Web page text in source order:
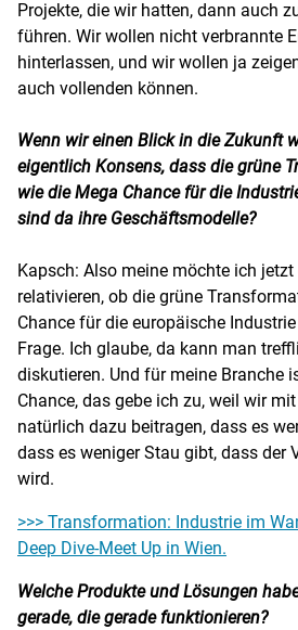
Projekte, die wir hatten, dann auch
führen. Wir wollen nicht verbrannte
hinterlassen, und wir wollen ja
auch vollenden können.
Wenn wir einen Blick in die Zukunft
eigentlich Konsens, dass die grüne
wie die Mega Chance für die
sind da ihre Geschäftsmodelle?
Kapsch: Also meine möchte ich
relativieren, ob die grüne
Chance für die europäische
Frage. Ich glaube, da kann man
diskutieren. Und für meine Branche
Chance, das gebe ich zu, weil wir
natürlich dazu beitragen, dass es
dass es weniger Stau gibt, dass der
wird.
>>> Transformation: Industrie im
Deep Dive-Meet Up in Wien.
Welche Produkte und Lösungen
gerade, die gerade funktionieren?